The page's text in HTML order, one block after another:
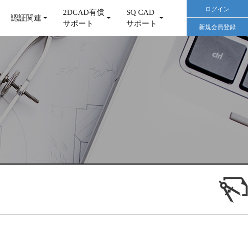
認証関連
2DCAD有償
サポート
SQ CAD
サポート
ログイン
新規会員登録